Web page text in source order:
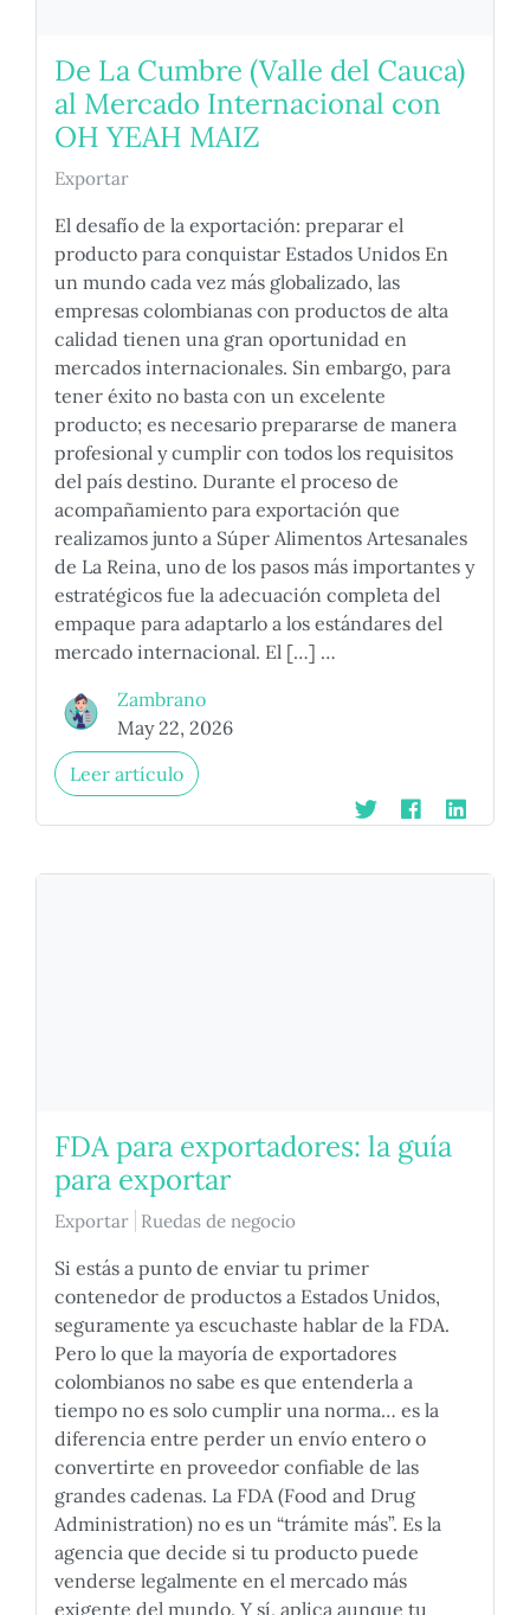
De La Cumbre (Valle del Cauca)
al Mercado Internacional con
OH YEAH MAIZ
Exportar
El desafío de la exportación: preparar el
producto para conquistar Estados Unidos En
un mundo cada vez más globalizado, las
empresas colombianas con productos de alta
calidad tienen una gran oportunidad en
mercados internacionales. Sin embargo, para
tener éxito no basta con un excelente
producto; es necesario prepararse de manera
profesional y cumplir con todos los requisitos
del país destino. Durante el proceso de
acompañamiento para exportación que
realizamos junto a Súper Alimentos Artesanales
de La Reina, uno de los pasos más importantes y
estratégicos fue la adecuación completa del
empaque para adaptarlo a los estándares del
mercado internacional. El […] …
Zambrano
May 22, 2026
Leer artículo
FDA para exportadores: la guía
para exportar
Exportar Ruedas de negocio
Si estás a punto de enviar tu primer
contenedor de productos a Estados Unidos,
seguramente ya escuchaste hablar de la FDA.
Pero lo que la mayoría de exportadores
colombianos no sabe es que entenderla a
tiempo no es solo cumplir una norma… es la
diferencia entre perder un envío entero o
convertirte en proveedor confiable de las
grandes cadenas. La FDA (Food and Drug
Administration) no es un “trámite más”. Es la
agencia que decide si tu producto puede
venderse legalmente en el mercado más
exigente del mundo. Y sí, aplica aunque tu